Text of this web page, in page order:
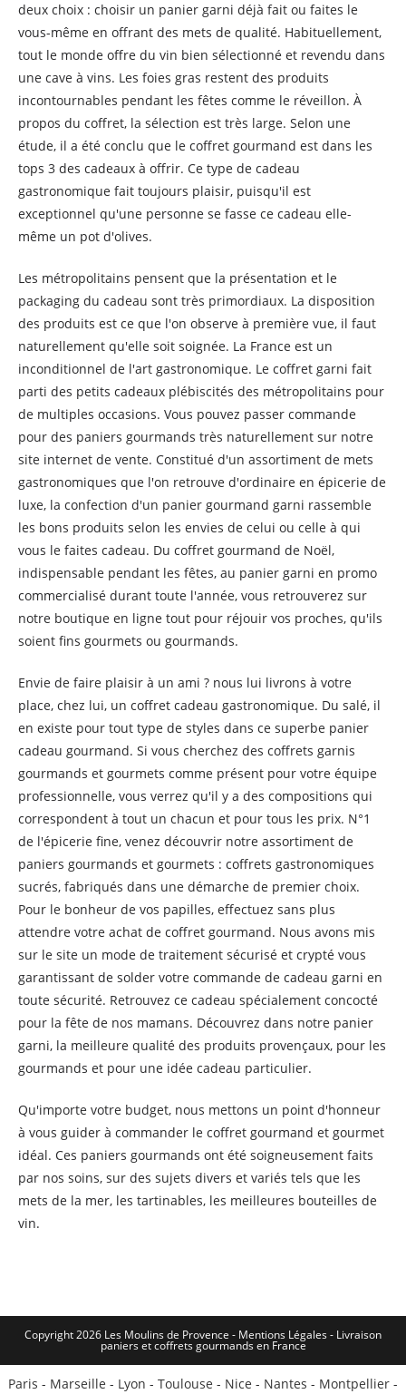
deux choix : choisir un panier garni déjà fait ou faites le
vous-même en offrant des mets de qualité. Habituellement,
tout le monde offre du vin bien sélectionné et revendu dans
une cave à vins. Les foies gras restent des produits
incontournables pendant les fêtes comme le réveillon. À
propos du coffret, la sélection est très large. Selon une
étude, il a été conclu que le coffret gourmand est dans les
tops 3 des cadeaux à offrir. Ce type de cadeau
gastronomique fait toujours plaisir, puisqu'il est
exceptionnel qu'une personne se fasse ce cadeau elle-
même un pot d'olives.
Les métropolitains pensent que la présentation et le
packaging du cadeau sont très primordiaux. La disposition
des produits est ce que l'on observe à première vue, il faut
naturellement qu'elle soit soignée. La France est un
inconditionnel de l'art gastronomique. Le coffret garni fait
parti des petits cadeaux plébiscités des métropolitains pour
de multiples occasions. Vous pouvez passer commande
pour des paniers gourmands très naturellement sur notre
site internet de vente. Constitué d'un assortiment de mets
gastronomiques que l'on retrouve d'ordinaire en épicerie de
luxe, la confection d'un panier gourmand garni rassemble
les bons produits selon les envies de celui ou celle à qui
vous le faites cadeau. Du coffret gourmand de Noël,
indispensable pendant les fêtes, au panier garni en promo
commercialisé durant toute l'année, vous retrouverez sur
notre boutique en ligne tout pour réjouir vos proches, qu'ils
soient fins gourmets ou gourmands.
Envie de faire plaisir à un ami ? nous lui livrons à votre
place, chez lui, un coffret cadeau gastronomique. Du salé, il
en existe pour tout type de styles dans ce superbe panier
cadeau gourmand. Si vous cherchez des coffrets garnis
gourmands et gourmets comme présent pour votre équipe
professionnelle, vous verrez qu'il y a des compositions qui
correspondent à tout un chacun et pour tous les prix. N°1
de l'épicerie fine, venez découvrir notre assortiment de
paniers gourmands et gourmets : coffrets gastronomiques
sucrés, fabriqués dans une démarche de premier choix.
Pour le bonheur de vos papilles, effectuez sans plus
attendre votre achat de coffret gourmand. Nous avons mis
sur le site un mode de traitement sécurisé et crypté vous
garantissant de solder votre commande de cadeau garni en
toute sécurité. Retrouvez ce cadeau spécialement concocté
pour la fête de nos mamans. Découvrez dans notre panier
garni, la meilleure qualité des produits provençaux, pour les
gourmands et pour une idée cadeau particulier.
Qu'importe votre budget, nous mettons un point d'honneur
à vous guider à commander le coffret gourmand et gourmet
idéal. Ces paniers gourmands ont été soigneusement faits
par nos soins, sur des sujets divers et variés tels que les
mets de la mer, les tartinables, les meilleures bouteilles de
vin.
Copyright 2026 Les Moulins de Provence - Mentions Légales - Livraison
paniers et coffrets gourmands en France
Paris - Marseille - Lyon - Toulouse - Nice - Nantes - Montpellier -